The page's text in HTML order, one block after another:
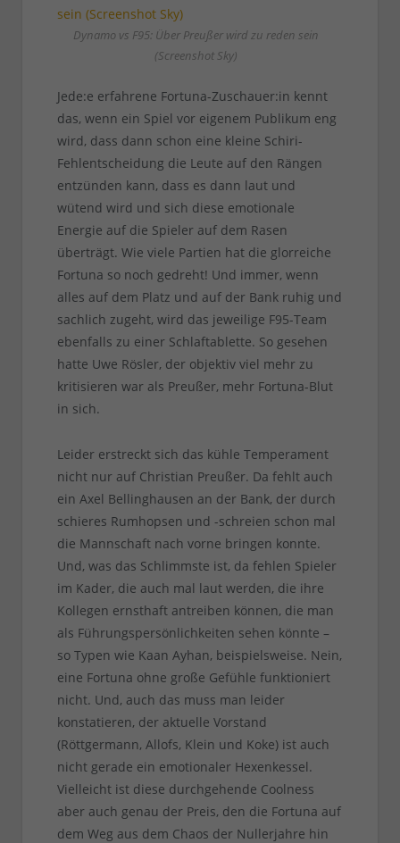
Dynamo vs F95: Über Preußer wird zu reden sein
(Screenshot Sky)
Jede:e erfahrene Fortuna-Zuschauer:in kennt
das, wenn ein Spiel vor eigenem Publikum eng
wird, dass dann schon eine kleine Schiri-
Fehlentscheidung die Leute auf den Rängen
entzünden kann, dass es dann laut und
wütend wird und sich diese emotionale
Energie auf die Spieler auf dem Rasen
überträgt. Wie viele Partien hat die glorreiche
Fortuna so noch gedreht! Und immer, wenn
alles auf dem Platz und auf der Bank ruhig und
sachlich zugeht, wird das jeweilige F95-Team
ebenfalls zu einer Schlaftablette. So gesehen
hatte Uwe Rösler, der objektiv viel mehr zu
kritisieren war als Preußer, mehr Fortuna-Blut
in sich.
Leider erstreckt sich das kühle Temperament
nicht nur auf Christian Preußer. Da fehlt auch
ein Axel Bellinghausen an der Bank, der durch
schieres Rumhopsen und -schreien schon mal
die Mannschaft nach vorne bringen konnte.
Und, was das Schlimmste ist, da fehlen Spieler
im Kader, die auch mal laut werden, die ihre
Kollegen ernsthaft antreiben können, die man
als Führungspersönlichkeiten sehen könnte –
so Typen wie Kaan Ayhan, beispielsweise. Nein,
eine Fortuna ohne große Gefühle funktioniert
nicht. Und, auch das muss man leider
konstatieren, der aktuelle Vorstand
(Röttgermann, Allofs, Klein und Koke) ist auch
nicht gerade ein emotionaler Hexenkessel.
Vielleicht ist diese durchgehende Coolness
aber auch genau der Preis, den die Fortuna auf
dem Weg aus dem Chaos der Nullerjahre hin